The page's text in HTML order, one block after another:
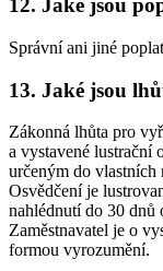
12. Jaké jsou
Správní ani jiné
13. Jaké jsou
Zákonná lhůta pro
a vystavené lustrační
určeným do vlastních
Osvědčení je
nahlédnutí do 30 dnů
Zaměstnavatel je o
formou vyrozumění.